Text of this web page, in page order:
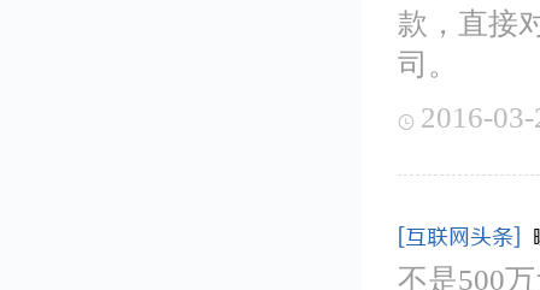
款，直接
司。
 2016-
[互联网头条]
不是500